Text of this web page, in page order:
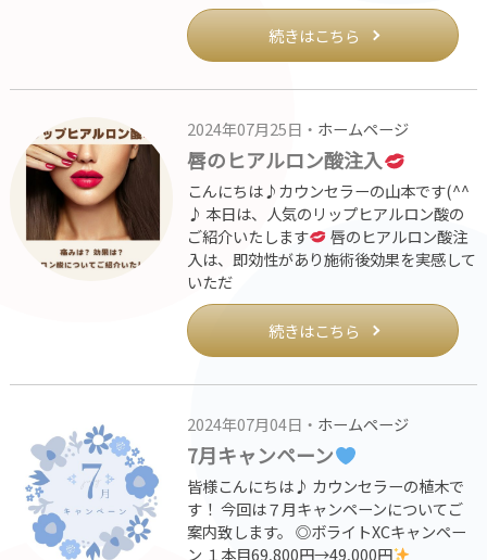
続きはこちら
2024年07月25日・ ホームページ
唇のヒアルロン酸注入
こんにちは♪カウンセラーの山本です(^^
♪ 本日は、人気のリップヒアルロン酸の
ご紹介いたします
唇のヒアルロン酸注
入は、即効性があり施術後効果を実感して
いただ
続きはこちら
2024年07月04日・ ホームページ
7月キャンペーン
皆様こんにちは♪ カウンセラーの植木で
す！ 今回は７月キャンペーンについてご
案内致します。 ◎ボライトXCキャンペー
ン １本目69,800円→49,000円